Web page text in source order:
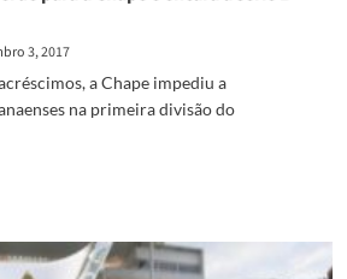
3, 2017
a Chape impediu a
na primeira divisão do